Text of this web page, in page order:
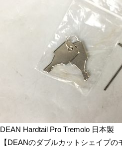
DEAN Hardtail Pro Tremolo 日本製
【DEANのダブルカットシェイプの